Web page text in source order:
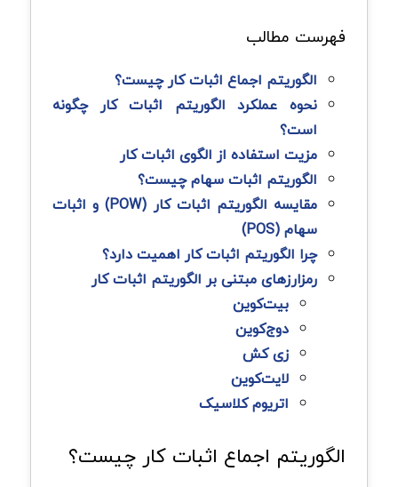
فهرست مطالب
الگوریتم اجماع اثبات کار چیست؟
نحوه عملکرد الگوریتم اثبات کار چگونه
است؟
مزیت استفاده از الگوی اثبات کار
الگوریتم اثبات سهام چیست؟
مقایسه الگوریتم اثبات کار (POW) و اثبات
سهام (POS)
چرا الگوریتم اثبات کار اهمیت دارد؟
رمزارزهای مبتنی بر الگوریتم اثبات کار
بیت‌کوین
دوج‌کوین
زی کش
لایت‌کوین
اتریوم کلاسیک
الگوریتم اجماع اثبات کار چیست؟